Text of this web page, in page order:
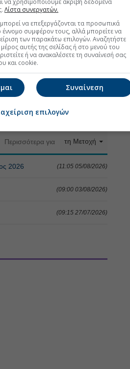
Περισσότερα για τη Μετοχή
(08:27 30/07/2026)
(07:31 20/07/2026)
Περισσότερα για τη Μετοχή
2026 (11:05 05/08/2026)
(09:00 03/08/2026)
(09:15 27/07/2026)
Λίστα συνεργατών.
να επεξεργάζονται τα προσωπικά
συμφέρον τους, αλλά μπορείτε να
των παρακάτω επιλογών. Αναζητήστε
αυτής της σελίδας ή στο μενού του
ή να ανακαλέσετε τη συναίνεσή σας
και cookie.
Συναίνεση
επιλογών